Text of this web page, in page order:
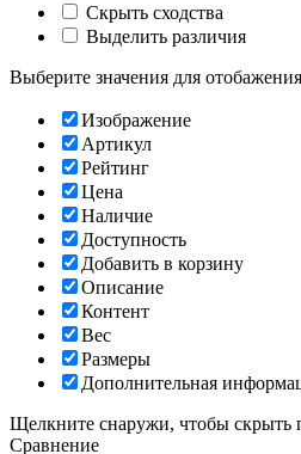
Скрыть сходства
Выделить различия
Выберите значения для отобажения
Изображение
Артикул
Рейтинг
Цена
Наличие
Доступность
Добавить в корзину
Описание
Контент
Вес
Размеры
Дополнительная
Щелкните снаружи, чтобы скрыть
Сравнение